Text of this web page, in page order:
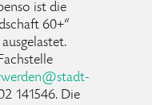
ist die
60+“
@stadt-
141546. Die